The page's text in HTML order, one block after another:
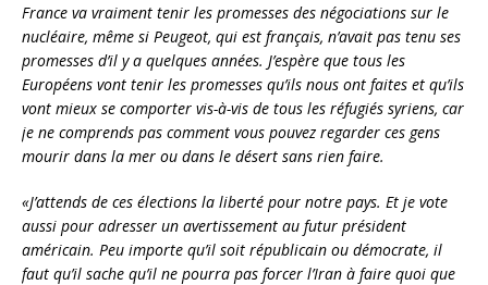
France va vraiment tenir les promesses des négociations sur le
nucléaire, même si Peugeot, qui est français, n’avait pas tenu ses
promesses d’il y a quelques années. J’espère que tous les
Européens vont tenir les promesses qu’ils nous ont faites et qu’ils
vont mieux se comporter vis-à-vis de tous les réfugiés syriens, car
je ne comprends pas comment vous pouvez regarder ces gens
mourir dans la mer ou dans le désert sans rien faire.
«J’attends de ces élections la liberté pour notre pays. Et je vote
aussi pour adresser un avertissement au futur président
américain. Peu importe qu’il soit républicain ou démocrate, il
faut qu’il sache qu’il ne pourra pas forcer l’Iran à faire quoi que